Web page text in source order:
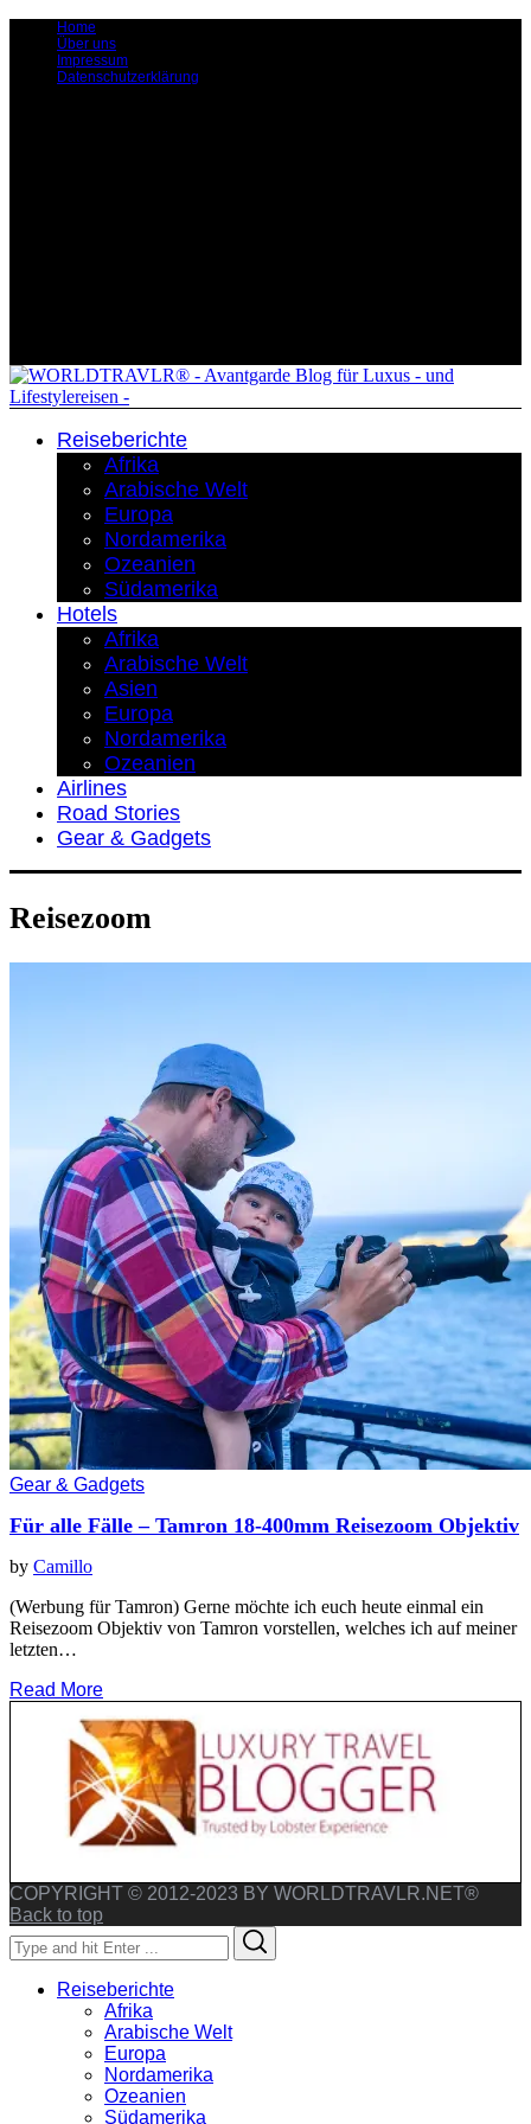
Home
Über uns
Impressum
Datenschutzerklärung
Reiseberichte
Afrika
Arabische Welt
Europa
Nordamerika
Ozeanien
Südamerika
Hotels
Afrika
Arabische Welt
Asien
Europa
Nordamerika
Ozeanien
Airlines
Road Stories
Gear & Gadgets
Reisezoom
Gear & Gadgets
Für alle Fälle – Tamron 18-400mm Reisezoom Objektiv
by Camillo
(Werbung für Tamron) Gerne möchte ich euch heute einmal ein
Reisezoom Objektiv von Tamron vorstellen, welches ich auf meiner
letzten…
Read More
COPYRIGHT © 2012-2023 BY WORLDTRAVLR.NET®
Back to top
Search
for:
Reiseberichte
Afrika
Arabische Welt
Europa
Nordamerika
Ozeanien
Südamerika